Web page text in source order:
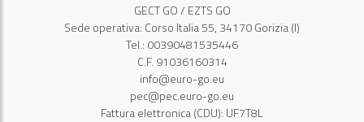
GECT GO / EZTS GO
Sede operativa: Corso Italia 55, 34170 Gorizia (I)
Tel.: 00390481535446
C.F. 91036160314
info@euro-go.eu
pec@pec.euro-go.eu
Fattura elettronica (CDU): UF7T8L